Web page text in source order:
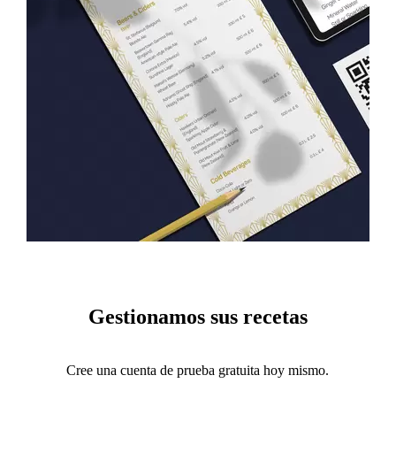
Gestionamos sus recetas
Cree una cuenta de prueba gratuita hoy mismo.